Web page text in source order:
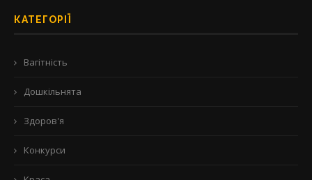
КАТЕГОРІЇ
Вагітність
Дошкільнята
Здоров'я
Конкурси